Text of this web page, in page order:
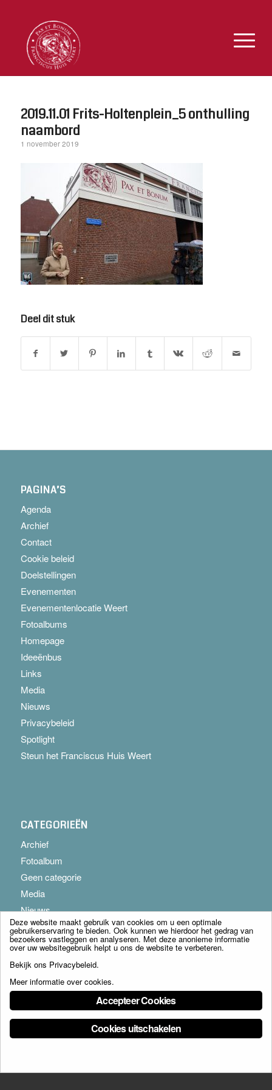
2019.11.01 Frits-Holtenplein_5 onthulling
naambord
1 november 2019
Deel dit stuk
PAGINA’S
Agenda
Archief
Contact
Cookie beleid
Doelstellingen
Evenementen
Evenementenlocatie Weert
Fotoalbums
Homepage
Ideeënbus
Links
Media
Nieuws
Privacybeleid
Spotlight
Steun het Franciscus Huis Weert
CATEGORIEËN
Archief
Fotoalbum
Geen categorie
Media
Nieuws
© Copyright - Franciscus Huis Weert B.V. - webdesign:
Deze website maakt gebruik van cookies om u een optimale
gebruikerservaring te bieden. Ook kunnen we hierdoor het gedrag van
bezoekers vastleggen en analyseren. Met deze anonieme informatie
over uw websitegebruik helpt u ons de website te verbeteren.
Bekijk ons Privacybeleid.
Meer informatie over cookies.
Accepteer Cookies
Cookies uitschakelen